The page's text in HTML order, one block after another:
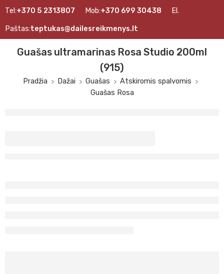
Tel:+370 5 2313807 Mob:+370 699 30438 El.
Paštas:teptukas@dailesreikmenys.lt
Guašas ultramarinas Rosa Studio 200ml
(915)
Pradžia Dažai Guašas
Atskiromis spalvomis
Guašas Rosa